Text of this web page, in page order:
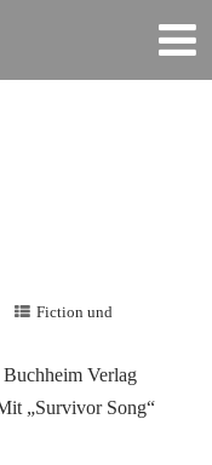
Fiction und
Verlag
„Survivor Song“